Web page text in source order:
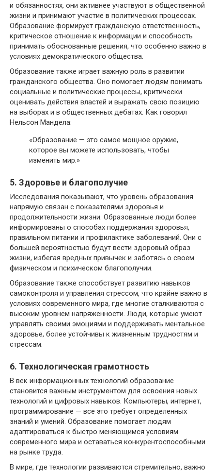
и обязанностях, они активнее участвуют в общественной
жизни и принимают участие в политических процессах.
Образование формирует гражданскую ответственность,
критическое отношение к информации и способность
принимать обоснованные решения, что особенно важно в
условиях демократического общества.
Образование также играет важную роль в развитии
гражданского общества. Оно помогает людям понимать
социальные и политические процессы, критически
оценивать действия властей и выражать свою позицию
на выборах и в общественных дебатах. Как говорил
Нельсон Мандела:
«Образование — это самое мощное оружие,
которое вы можете использовать, чтобы
изменить мир.»
5. Здоровье и благополучие
Исследования показывают, что уровень образования
напрямую связан с показателями здоровья и
продолжительности жизни. Образованные люди более
информированы о способах поддержания здоровья,
правильном питании и профилактике заболеваний. Они с
большей вероятностью будут вести здоровый образ
жизни, избегая вредных привычек и заботясь о своем
физическом и психическом благополучии.
Образование также способствует развитию навыков
самоконтроля и управления стрессом, что крайне важно в
условиях современного мира, где многие сталкиваются с
высоким уровнем напряженности. Люди, которые умеют
управлять своими эмоциями и поддерживать ментальное
здоровье, более устойчивы к жизненным трудностям и
стрессам.
6. Технологическая грамотность
В век информационных технологий образование
становится важным инструментом для освоения новых
технологий и цифровых навыков. Компьютеры, интернет,
программирование — все это требует определенных
знаний и умений. Образование помогает людям
адаптироваться к быстро меняющимся условиям
современного мира и оставаться конкурентоспособными
на рынке труда.
В мире, где технологии развиваются стремительно, важно